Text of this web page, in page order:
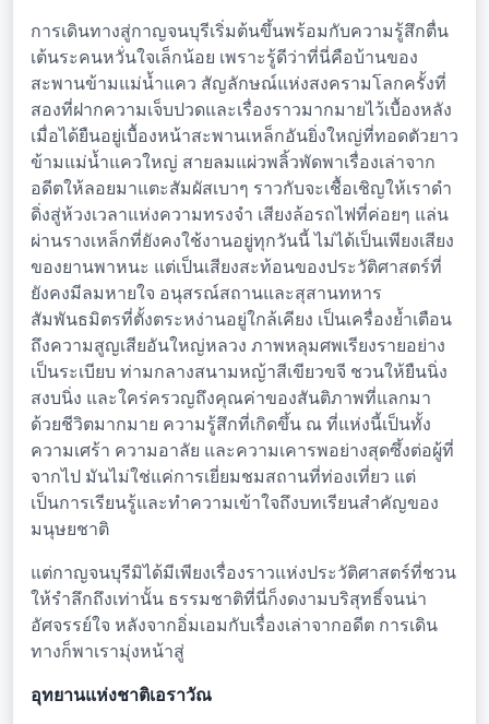
การเดินทางสู่กาญจนบุรีเริ่มต้นขึ้นพร้อมกับความรู้สึกตื่น
เต้นระคนหวั่นใจเล็กน้อย เพราะรู้ดีว่าที่นี่คือบ้านของ
สะพานข้ามแม่น้ำแคว สัญลักษณ์แห่งสงครามโลกครั้งที่
สองที่ฝากความเจ็บปวดและเรื่องราวมากมายไว้เบื้องหลัง
เมื่อได้ยืนอยู่เบื้องหน้าสะพานเหล็กอันยิ่งใหญ่ที่ทอดตัวยาว
ข้ามแม่น้ำแควใหญ่ สายลมแผ่วพลิ้วพัดพาเรื่องเล่าจาก
อดีตให้ลอยมาแตะสัมผัสเบาๆ ราวกับจะเชื้อเชิญให้เราดำ
ดิ่งสู่ห้วงเวลาแห่งความทรงจำ เสียงล้อรถไฟที่ค่อยๆ แล่น
ผ่านรางเหล็กที่ยังคงใช้งานอยู่ทุกวันนี้ ไม่ได้เป็นเพียงเสียง
ของยานพาหนะ แต่เป็นเสียงสะท้อนของประวัติศาสตร์ที่
ยังคงมีลมหายใจ อนุสรณ์สถานและสุสานทหาร
สัมพันธมิตรที่ตั้งตระหง่านอยู่ใกล้เคียง เป็นเครื่องย้ำเตือน
ถึงความสูญเสียอันใหญ่หลวง ภาพหลุมศพเรียงรายอย่าง
เป็นระเบียบ ท่ามกลางสนามหญ้าสีเขียวขจี ชวนให้ยืนนิ่ง
สงบนิ่ง และใคร่ครวญถึงคุณค่าของสันติภาพที่แลกมา
ด้วยชีวิตมากมาย ความรู้สึกที่เกิดขึ้น ณ ที่แห่งนี้เป็นทั้ง
ความเศร้า ความอาลัย และความเคารพอย่างสุดซึ้งต่อผู้ที่
จากไป มันไม่ใช่แค่การเยี่ยมชมสถานที่ท่องเที่ยว แต่
เป็นการเรียนรู้และทำความเข้าใจถึงบทเรียนสำคัญของ
มนุษยชาติ
แต่กาญจนบุรีมิได้มีเพียงเรื่องราวแห่งประวัติศาสตร์ที่ชวน
ให้รำลึกถึงเท่านั้น ธรรมชาติที่นี่ก็งดงามบริสุทธิ์จนน่า
อัศจรรย์ใจ หลังจากอิ่มเอมกับเรื่องเล่าจากอดีต การเดิน
ทางก็พาเรามุ่งหน้าสู่
อุทยานแห่งชาติเอราวัณ